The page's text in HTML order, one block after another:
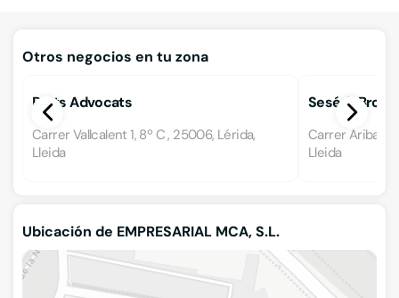
Otros negocios en tu zona
Prats Advocats
Carrer Vallcalent 1, 8º C , 25006, Lérida,
Lleida
Sesé &
Carrer Aribau
Lleida
Ubicación de EMPRESARIAL MCA, S.L.